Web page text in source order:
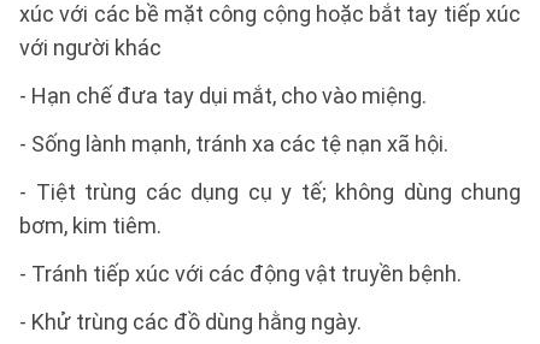
xúc với các bề mặt công cộng hoặc bắt tay tiếp xúc
với người khác
- Hạn chế đưa tay dụi mắt, cho vào miệng.
- Sống lành mạnh, tránh xa các tệ nạn xã hội.
- Tiệt trùng các dụng cụ y tế; không dùng chung
bơm, kim tiêm.
- Tránh tiếp xúc với các động vật truyền bệnh.
- Khử trùng các đồ dùng hằng ngày.